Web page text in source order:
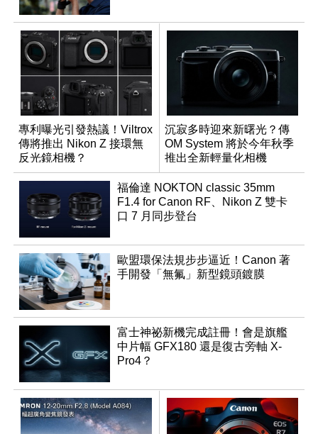
專利曝光引發熱議！Viltrox
傳將推出 Nikon Z 接環無
反光鏡相機？
沉寂多時迎來新曙光？傳
OM System 將於今年秋季
推出全新輕量化相機
福倫達 NOKTON classic 35mm
F1.4 for Canon RF、Nikon Z 雙卡
口 7 月同步登台
歐盟環保法規步步逼近！Canon 著
手開發「無氟」新型鏡頭鍍膜
富士神祕新機完成註冊！會是旗艦
中片幅 GFX180 還是復古旁軸 X-
Pro4？